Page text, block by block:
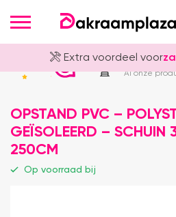
Extra voordeel voor
Officieel
Al onze
OPSTAND PVC –
GEÏSOLEERD –
250CM
Op voorraad bij